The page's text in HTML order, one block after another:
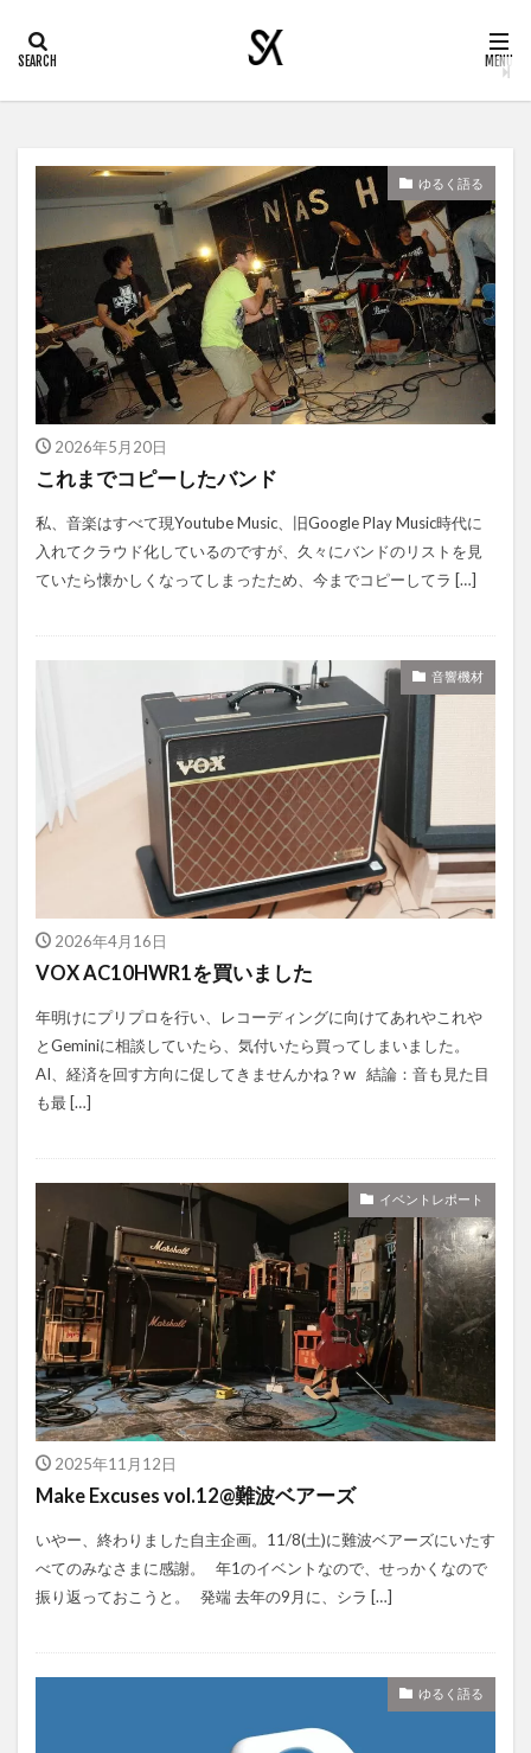
ゆるく語る
2026年5月20日
これまでコピーしたバンド
私、音楽はすべて現Youtube Music、旧Google Play Music時代に
入れてクラウド化しているのですが、久々にバンドのリストを見
ていたら懐かしくなってしまったため、今までコピーしてラ […]
音響機材
2026年4月16日
VOX AC10HWR1を買いました
年明けにプリプロを行い、レコーディングに向けてあれやこれや
とGeminiに相談していたら、気付いたら買ってしまいました。
AI、経済を回す方向に促してきませんかね？w 結論：音も見た目
も最 […]
イベントレポート
2025年11月12日
Make Excuses vol.12@難波ベアーズ
いやー、終わりました自主企画。11/8(土)に難波ベアーズにいたす
べてのみなさまに感謝。 年1のイベントなので、せっかくなので
振り返っておこうと。 発端 去年の9月に、シラ […]
ゆるく語る